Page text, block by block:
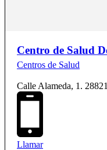
Centro de Salud
Centros de Salud
Calle Alameda, 1.
Llamar